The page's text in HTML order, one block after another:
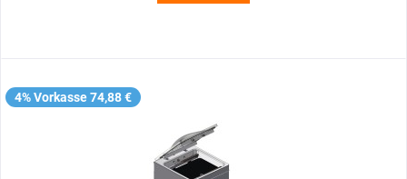
4% Vorkasse 74,88 €